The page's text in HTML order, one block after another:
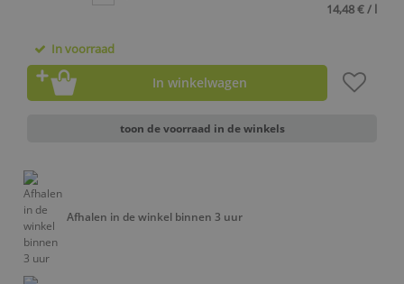
14,48 € / l
In voorraad
In winkelwagen
toon de voorraad in de winkels
Afhalen in de winkel binnen 3 uur